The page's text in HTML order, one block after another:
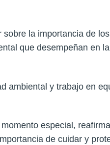
la importancia de
que desempeñan en
ambiental y trabajo en
especial,
de cuidar y